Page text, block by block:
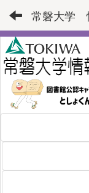
常磐大学